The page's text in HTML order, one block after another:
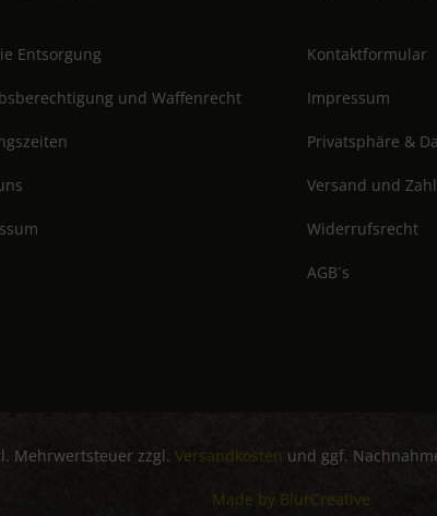
Entsorgung
und Waffenrecht
Kontaktformular
Impressum
Privatsphäre &
Versand und
Widerrufsrecht
AGB´s
Mehrwertsteuer zzgl. Versandkosten und ggf.
Made by BlurCreative